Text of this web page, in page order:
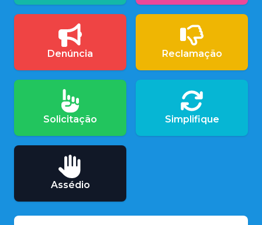
Denúncia Reclamação
Solicitação Simplifique
Assédio